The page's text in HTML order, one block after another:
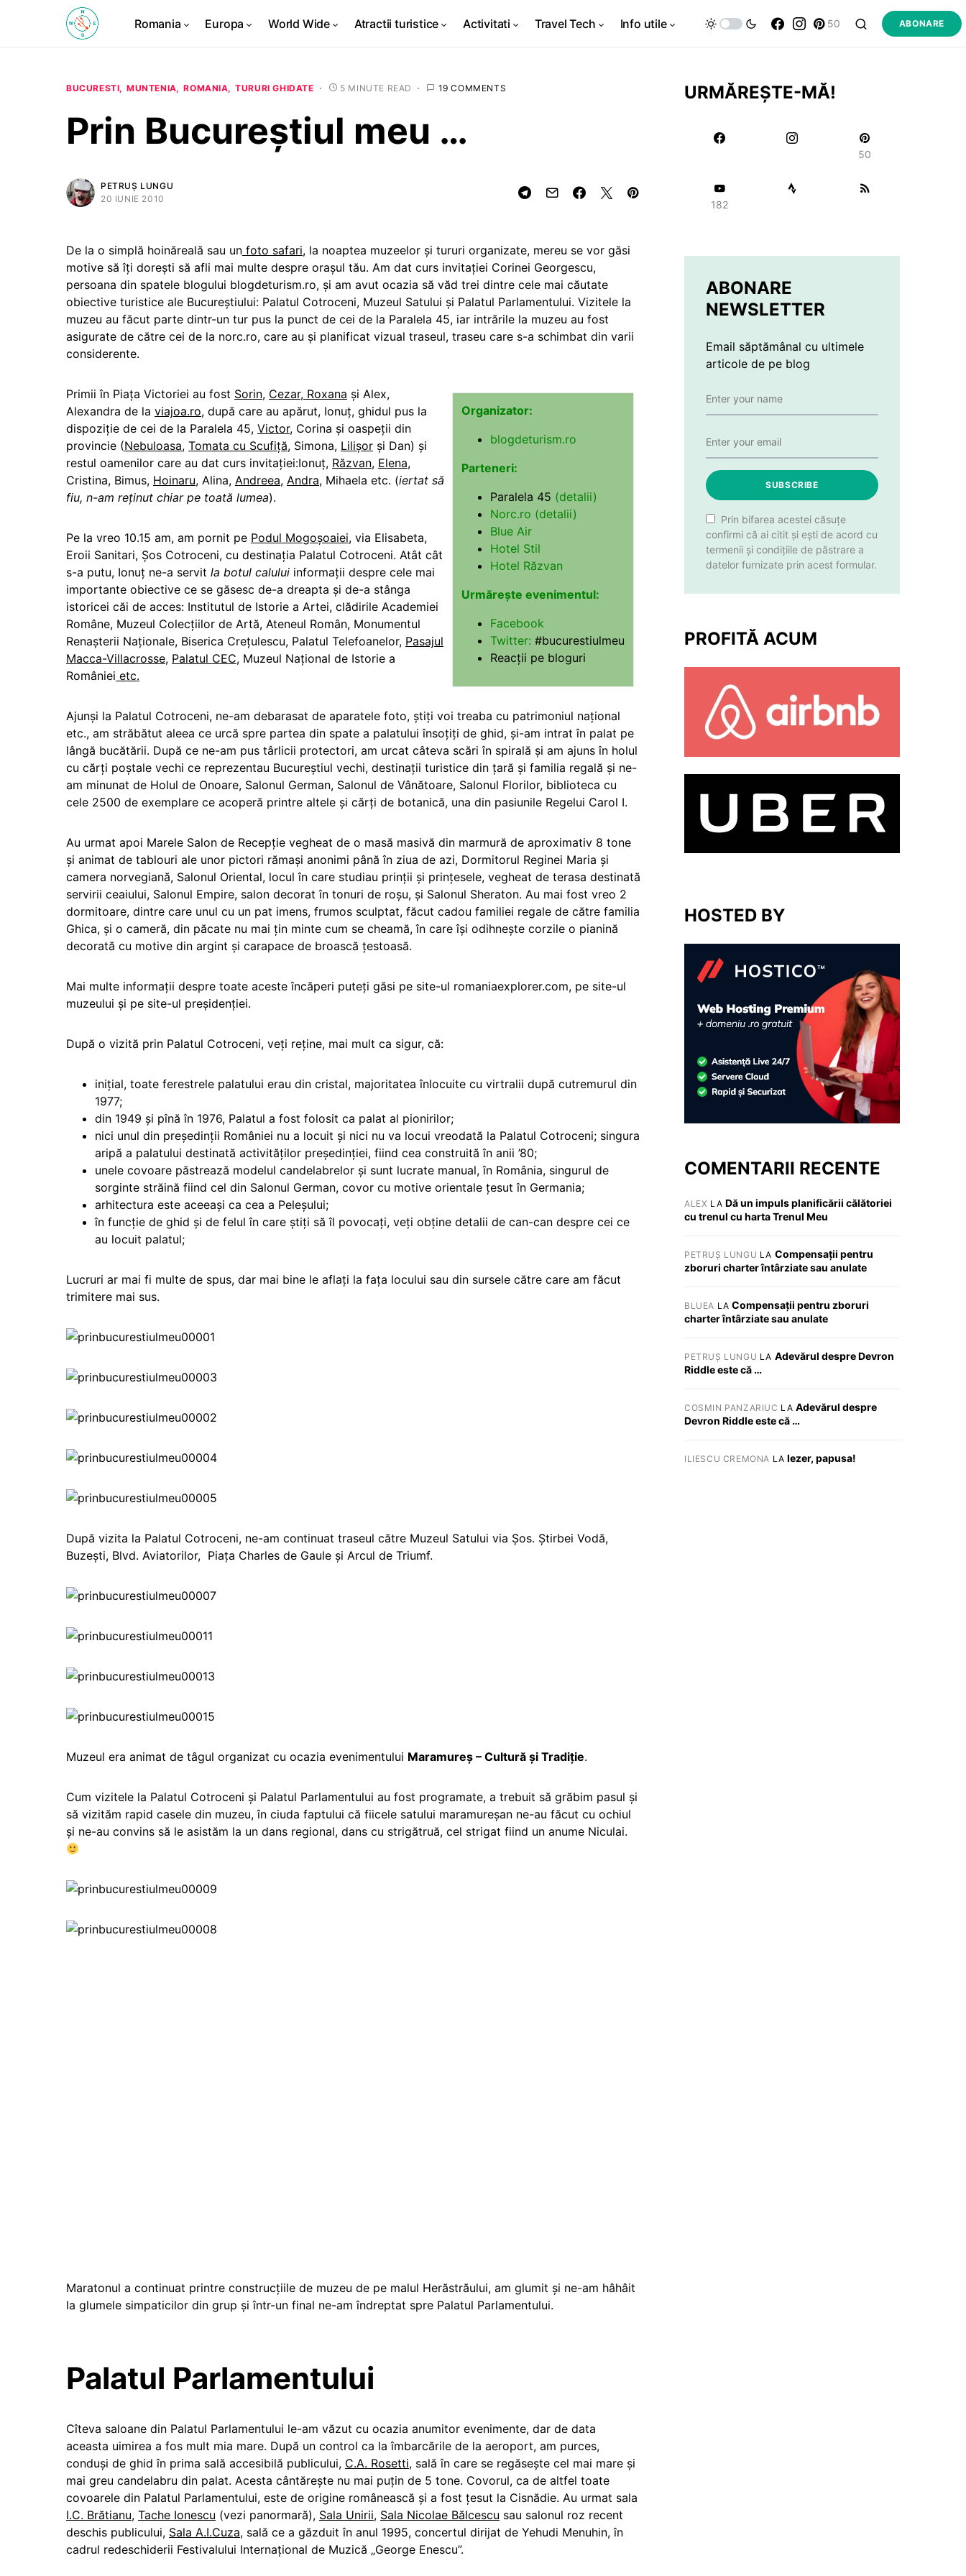
Romania Europa World Wide Atractii turistice Activitati Travel Tech Info utile 50 ABONARE
BUCURESTI MUNTENIA ROMANIA TURURI GHIDATE 5 MINUTE READ 19 COMMENTS
Prin Bucureștiul meu …
PETRUȘ LUNGU
20 IUNIE 2010
De la o simplă hoinăreală sau un foto safari, la noaptea muzeelor și tururi organizate, mereu se vor găsi
motive să îţi doreşti să afli mai multe despre oraşul tău. Am dat curs invitaţiei Corinei Georgescu,
persoana din spatele blogului blogdeturism.ro, şi am avut ocazia să văd trei dintre cele mai căutate
obiective turistice ale Bucureştiului: Palatul Cotroceni, Muzeul Satului şi Palatul Parlamentului. Vizitele la
muzeu au făcut parte dintr-un tur pus la punct de cei de la Paralela 45, iar intrările la muzeu au fost
asigurate de către cei de la norc.ro, care au şi planificat vizual traseul, traseu care s-a schimbat din varii
considerente.
Organizator:
blogdeturism.ro
Parteneri:
Paralela 45 (detalii)
Norc.ro (detalii)
Blue Air
Hotel Stil
Hotel Răzvan
Urmărește evenimentul:
Facebook
Twitter: #bucurestiulmeu
Reacții pe bloguri
Primii în Piaţa Victoriei au fost Sorin, Cezar, Roxana şi Alex,
Alexandra de la viajoa.ro, după care au apărut, Ionuț, ghidul pus la
dispoziție de cei de la Paralela 45, Victor, Corina şi oaspeţii din
provincie (Nebuloasa, Tomata cu Scufiţă, Simona, Lilişor şi Dan) şi
restul oamenilor care au dat curs invitaţiei:Ionuț, Răzvan, Elena,
Cristina, Bimus, Hoinaru, Alina, Andreea, Andra, Mihaela etc. (iertat să
fiu, n-am reținut chiar pe toată lumea).
Pe la vreo 10.15 am, am pornit pe Podul Mogoșoaiei, via Elisabeta,
Eroii Sanitari, Şos Cotroceni, cu destinația Palatul Cotroceni. Atât cât
s-a putu, Ionuț ne-a servit la botul calului informații despre cele mai
importante obiective ce se găsesc de-a dreapta și de-a stânga
istoricei căi de acces: Institutul de Istorie a Artei, clădirile Academiei
Române, Muzeul Colecțiilor de Artă, Ateneul Român, Monumentul
Renașterii Naționale, Biserica Crețulescu, Palatul Telefoanelor, Pasajul
Macca-Villacrosse, Palatul CEC, Muzeul Național de Istorie a
României etc.
Ajunși la Palatul Cotroceni, ne-am debarasat de aparatele foto, știți voi treaba cu patrimoniul național
etc., am străbătut aleea ce urcă spre partea din spate a palatului însoțiți de ghid, și-am intrat în palat pe
lângă bucătării. După ce ne-am pus târlicii protectori, am urcat câteva scări în spirală și am ajuns în holul
cu cărți poștale vechi ce reprezentau Bucureștiul vechi, destinații turistice din țară și familia regală și ne-
am minunat de Holul de Onoare, Salonul German, Salonul de Vânătoare, Salonul Florilor, biblioteca cu
cele 2500 de exemplare ce acoperă printre altele și cărți de botanică, una din pasiunile Regelui Carol I.
Au urmat apoi Marele Salon de Recepție vegheat de o masă masivă din marmură de aproximativ 8 tone
și animat de tablouri ale unor pictori rămași anonimi până în ziua de azi, Dormitorul Reginei Maria și
camera norvegiană, Salonul Oriental, locul în care studiau prinții și prințesele, vegheat de terasa destinată
servirii ceaiului, Salonul Empire, salon decorat în tonuri de roșu, și Salonul Sheraton. Au mai fost vreo 2
dormitoare, dintre care unul cu un pat imens, frumos sculptat, făcut cadou familiei regale de către familia
Ghica, și o cameră, din păcate nu mai țin minte cum se cheamă, în care își odihnește corzile o pianină
decorată cu motive din argint și carapace de broască țestoasă.
Mai multe informații despre toate aceste încăperi puteți găsi pe site-ul romaniaexplorer.com, pe site-ul
muzeului și pe site-ul preșidenției.
După o vizită prin Palatul Cotroceni, veți reține, mai mult ca sigur, că:
inițial, toate ferestrele palatului erau din cristal, majoritatea înlocuite cu virtralii după cutremurul din
1977;
din 1949 şi pînă în 1976, Palatul a fost folosit ca palat al pionirilor;
nici unul din președinții României nu a locuit și nici nu va locui vreodată la Palatul Cotroceni; singura
aripă a palatului destinată activităților președinției, fiind cea construită în anii ’80;
unele covoare păstrează modelul candelabrelor și sunt lucrate manual, în România, singurul de
sorginte străină fiind cel din Salonul German, covor cu motive orientale țesut în Germania;
arhitectura este aceeași ca cea a Peleșului;
în funcție de ghid și de felul în care știți să îl povocați, veți obține detalii de can-can despre cei ce
au locuit palatul;
Lucruri ar mai fi multe de spus, dar mai bine le aflați la fața locului sau din sursele către care am făcut
trimitere mai sus.
După vizita la Palatul Cotroceni, ne-am continuat traseul către Muzeul Satului via Șos. Știrbei Vodă,
Buzeşti, Blvd. Aviatorilor, Piața Charles de Gaule și Arcul de Triumf.
Muzeul era animat de tâgul organizat cu ocazia evenimentului Maramureş – Cultură şi Tradiţie.
Cum vizitele la Palatul Cotroceni și Palatul Parlamentului au fost programate, a trebuit să grăbim pasul și
să vizităm rapid casele din muzeu, în ciuda faptului că fiicele satului maramureșan ne-au făcut cu ochiul
și ne-au convins să le asistăm la un dans regional, dans cu strigătruă, cel strigat fiind un anume Niculai.
Maratonul a continuat printre construcțiile de muzeu de pe malul Herăstrăului, am glumit și ne-am hâhâit
la glumele simpaticilor din grup și într-un final ne-am îndreptat spre Palatul Parlamentului.
Palatul Parlamentului
Cîteva saloane din Palatul Parlamentului le-am văzut cu ocazia anumitor evenimente, dar de data
aceasta uimirea a fos mult mia mare. După un control ca la îmbarcările de la aeroport, am purces,
conduși de ghid în prima sală accesibilă publicului, C.A. Rosetti, sală în care se regăsește cel mai mare și
mai greu candelabru din palat. Acesta cântărește nu mai puțin de 5 tone. Covorul, ca de altfel toate
covoarele din Palatul Parlamentului, este de origine românească și a fost țesut la Cisnădie. Au urmat sala
I.C. Brătianu, Tache Ionescu (vezi panormară), Sala Unirii, Sala Nicolae Bălcescu sau salonul roz recent
deschis publicului, Sala A.I.Cuza, sală ce a găzduit în anul 1995, concertul dirijat de Yehudi Menuhin, în
cadrul redeschiderii Festivalului Internaţional de Muzică „George Enescu”.
URMĂREȘTE-MĂ!
50
182
ABONARE
NEWSLETTER
Email săptămânal cu ultimele
articole de pe blog
SUBSCRIBE
Prin bifarea acestei căsuțe
confirmi că ai citit și ești de acord cu
termenii și condițiile de păstrare a
datelor furnizate prin acest formular.
PROFITĂ ACUM
HOSTED BY
COMENTARII RECENTE
ALEX LA Dă un impuls planificării călătoriei
cu trenul cu harta Trenul Meu
PETRUȘ LUNGU LA Compensații pentru
zboruri charter întârziate sau anulate
BLUEA LACompensații pentru zboruri
charter întârziate sau anulate
PETRUȘ LUNGU LA Adevărul despre Devron
Riddle este că …
COSMIN PANZARIUC LA Adevărul despre
Devron Riddle este că …
ILIESCU CREMONA LA Iezer, papusa!